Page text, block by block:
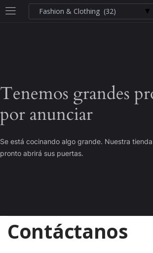
LOGIN
Remember me
Tenemos grandes
por anunciar
Se está cocinando algo grande. Nuestra
pronto abrirá sus puertas.
Contáctanos